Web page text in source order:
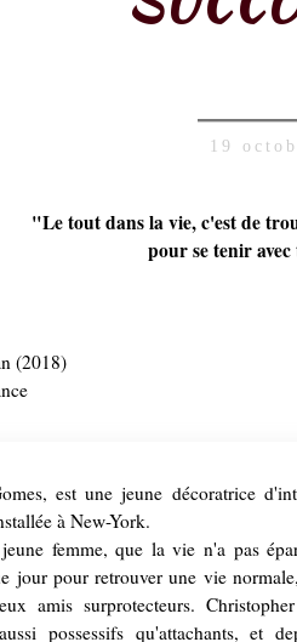
19
"Le tout dans la vie, c'est de
pour se tenir
(2018)
est une jeune décoratrice
à New-York.
femme, que la vie n'a pas
jour pour retrouver une vie
amis surprotecteurs.
possessifs qu'attachants, et